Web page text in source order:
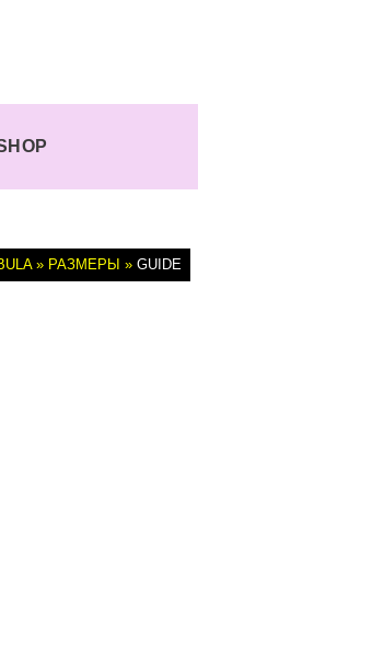
» РАЗМЕРЫ » GUIDE